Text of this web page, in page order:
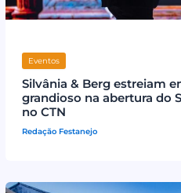
Eventos
Silvânia & Berg estreiam
grandioso na abertura do
no CTN
Redação Festanejo